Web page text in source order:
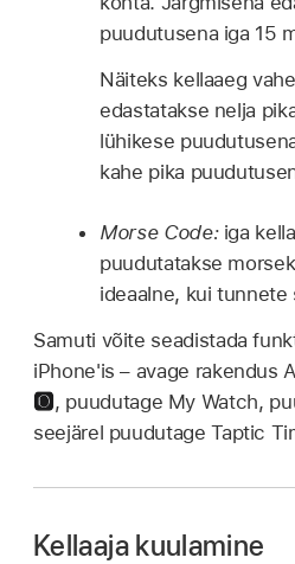
puudutusena iga 15
Näiteks kellaaeg
edastatakse nelja
lühikese
kahe pika
Morse Code: iga
puudutatakse
ideaalne, kui tunnete
Samuti võite seadistada
iPhone'is – avage rakendus
, puudutage My Watch,
seejärel puudutage Taptic
Kellaaja kuulamine